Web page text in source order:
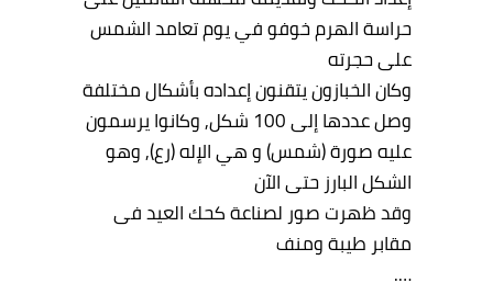
حراسة الهرم خوفو في يوم تعامد الشمس
على حجرته
وكان الخبازون يتقنون إعداده بأشكال مختلفة
وصل عددها إلى 100 شكل, وكانوا يرسمون
عليه صورة (شمس) و هي الإله (رع), وهو
الشكل البارز حتى الآن
وقد ظهرت صور لصناعة كحك العيد فى
مقابر طيبة ومنف
….